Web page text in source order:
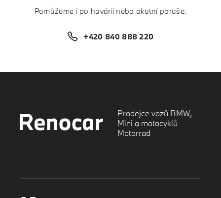
Pomůžeme i po havárii nebo akutní poruše.
+420 840 888 220
Prodejce vozů BMW,
Mini a motocyklů
Motorrad